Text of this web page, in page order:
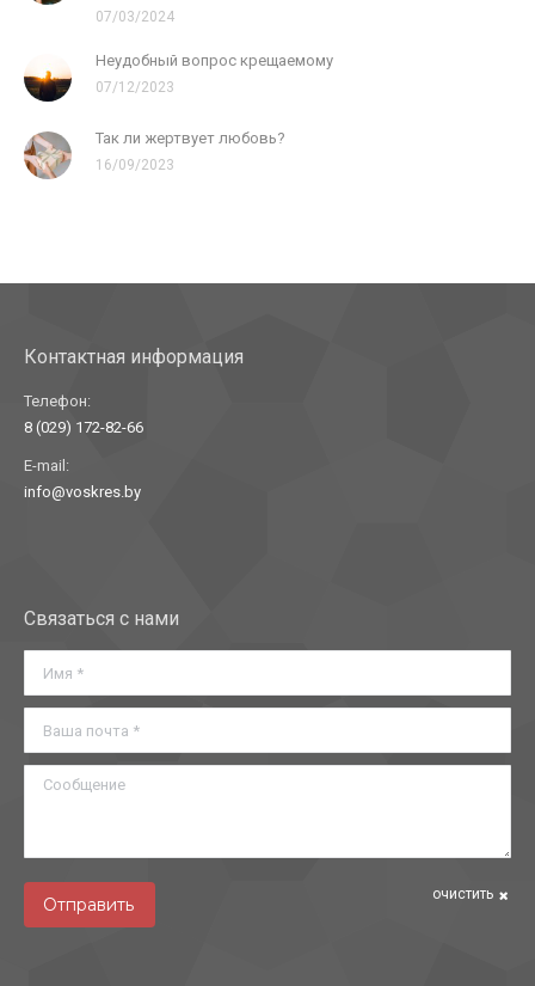
07/03/2024
Неудобный вопрос крещаемому
07/12/2023
Так ли жертвует любовь?
16/09/2023
Контактная информация
Телефон:
8 (029) 172-82-66
E-mail:
info@voskres.by
Связаться с нами
Сообщение
Отправить очистить